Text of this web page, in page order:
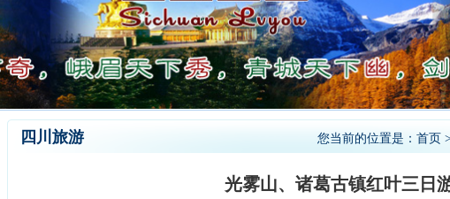
您当前的位置是： 首页
四川旅游
光雾山、诸葛古镇红叶三日